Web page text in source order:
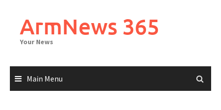
contentArmNews 365
Your News
Main Menu